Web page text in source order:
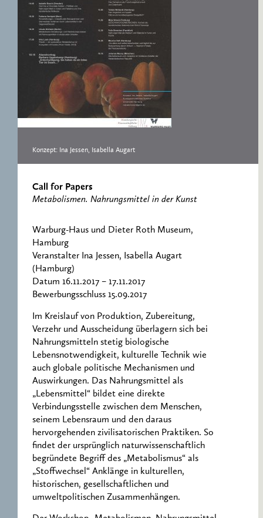
ERNST CASSIRER
ARBEITSSTELLE 1997-
2007
Konzept: Ina Jessen, Isabella Augart
Call for Papers
Metabolismen. Nahrungsmittel in der Kunst
Warburg-Haus und Dieter Roth Museum,
Hamburg
Veranstalter Ina Jessen, Isabella Augart
(Hamburg)
Datum 16.11.2017 – 17.11.2017
Bewerbungsschluss 15.09.2017
Im Kreislauf von Produktion, Zubereitung,
Verzehr und Ausscheidung überlagern sich bei
Nahrungsmitteln stetig biologische
Lebensnotwendigkeit, kulturelle Technik wie
auch globale politische Mechanismen und
Auswirkungen. Das Nahrungsmittel als
„Lebensmittel“ bildet eine direkte
Verbindungsstelle zwischen dem Menschen,
seinem Lebensraum und den daraus
hervorgehenden zivilisatorischen Praktiken. So
findet der ursprünglich naturwissenschaftlich
begründete Begriff des „Metabolismus“ als
„Stoffwechsel“ Anklänge in kulturellen,
historischen, gesellschaftlichen und
umweltpolitischen Zusammenhängen.